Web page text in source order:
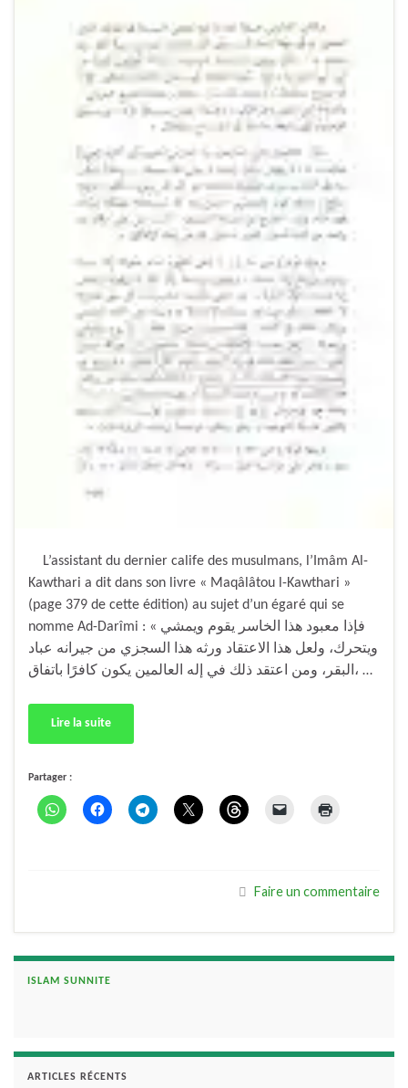
L’assistant du dernier calife des musulmans, l’Imâm Al-
Kawthari a dit dans son livre « Maqâlâtou l-Kawthari »
(page 379 de cette édition) au sujet d’un égaré qui se
nomme Ad-Darîmi : « فإذا معبود هذا الخاسر يقوم ويمشي
ويتحرك، ولعل هذا الاعتقاد ورثه هذا السجزي من جيرانه عباد
البقر، ومن اعتقد ذلك في إله العالمين يكون كافرًا باتفاق، …
Lire la suite
Partager :
Faire un commentaire
ISLAM SUNNITE
ARTICLES RÉCENTS